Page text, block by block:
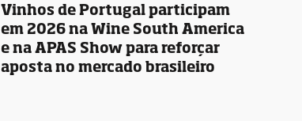
Vinhos de Portugal participam
em 2026 na Wine South America
e na APAS Show para reforçar
aposta no mercado brasileiro